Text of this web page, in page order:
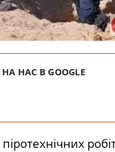
НАС В GOOGLE